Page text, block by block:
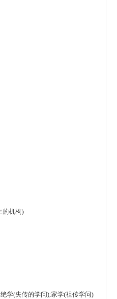
的机构)
学(失传的学问);家学(祖传学问)